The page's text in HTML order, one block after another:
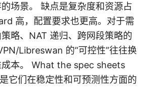
场景。 缺点是复杂度和资源占
高，配置要求也更高。对于需
略、NAT 递归、跨网段策略的
Libreswan 的“可控性”往往换
成本。 What the spec sheets
它们在稳定性和可预测性方面的